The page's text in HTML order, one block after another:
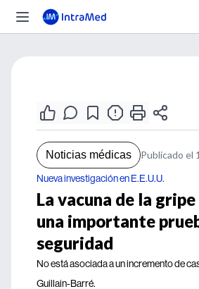
Noticias médicas Publicado el
Nueva investigación en E.E.U.U.
La vacuna de la
una importante
seguridad
No está asociada a un incremento de
Guillain-Barré.